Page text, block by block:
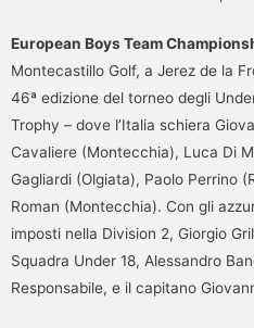
European Boys Team
Montecastillo Golf, a Jerez de la
46ª edizione del torneo degli
Trophy – dove l’Italia schiera
Cavaliere (Montecchia), Luca Di
Gagliardi (Olgiata), Paolo Perrino
Roman (Montecchia). Con gli
imposti nella Division 2, Giorgio
Squadra Under 18, Alessandro
Responsabile, e il capitano